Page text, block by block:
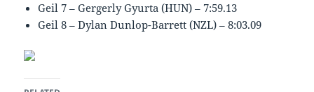
Geil 7 – Gergerly Gyurta (HUN) – 7:59.13
Geil 8 – Dylan Dunlop-Barrett (NZL) – 8:03.09